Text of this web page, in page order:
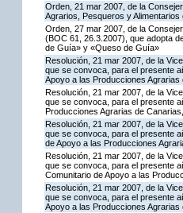
Orden, 21 mar 2007, de la
Agrarios, Pesqueros y Alimentarios
Orden, 27 mar 2007, de la
(BOC 61, 26.3.2007), que adopta
de Guía» y «Queso de Guía»
Resolución, 21 mar 2007, de la
que se convoca, para el presente
Apoyo a las Producciones
Resolución, 21 mar 2007, de la
que se convoca, para el presente
Producciones Agrarias de
Resolución, 21 mar 2007, de la
que se convoca, para el presente
de Apoyo a las Producciones
Resolución, 21 mar 2007, de la
que se convoca, para el presente
Comunitario de Apoyo a las
Resolución, 21 mar 2007, de la
que se convoca, para el presente
Apoyo a las Producciones